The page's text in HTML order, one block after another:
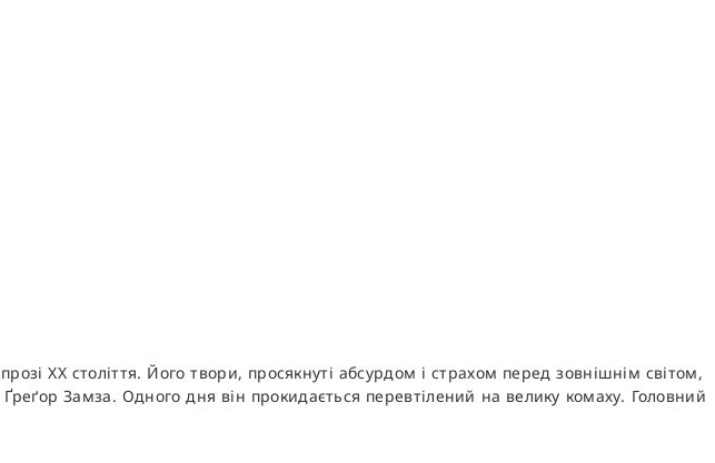
XX століття. Його твори, просякнуті абсурдом і страхом перед зовнішнім світом,
Замза. Одного дня він прокидається перевтілений на велику комаху. Головний